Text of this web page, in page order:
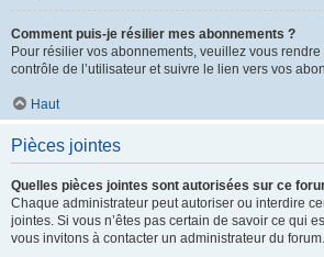
Comment puis-je résilier mes abonnements ?
Pour résilier vos abonnements, veuillez vous
contrôle de l’utilisateur et suivre le lien vers vos
Haut
Pièces jointes
Quelles pièces jointes sont autorisées sur ce
Chaque administrateur peut autoriser ou interdire
jointes. Si vous n’êtes pas certain de savoir ce qui
vous invitons à contacter un administrateur du forum.